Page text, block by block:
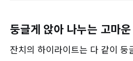
둥글게 앉아 나누는 고마
잔치의 하이라이트는 다 같이 둥